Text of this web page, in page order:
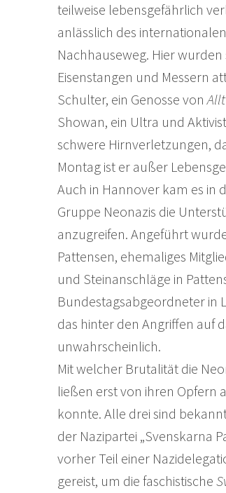
teilweise lebensgefährlich
anlässlich des
Nachhauseweg. Hier
Eisenstangen und Messern
Schulter, ein Genosse von
Showan, ein Ultra und
schwere Hirnverletzungen,
Montag ist er außer
Auch in Hannover kam es in
Gruppe Neonazis die
anzugreifen. Angeführt
Pattensen, ehemaliges
und Steinanschläge in
Bundestagsabgeordneter in
das hinter den Angriffen auf
unwahrscheinlich.
Mit welcher Brutalität die
ließen erst von ihren Opfern
konnte. Alle drei sind
der Nazipartei „Svenskarna
vorher Teil einer
gereist, um die faschistische